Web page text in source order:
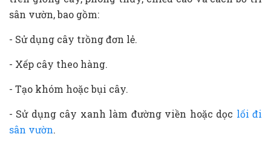
sân vườn, bao gồm:
- Sử dụng cây trồng đơn lẻ.
- Xếp cây theo hàng.
- Tạo khóm hoặc bụi cây.
- Sử dụng cây xanh làm đường viền hoặc dọc lối đi
sân vườn.